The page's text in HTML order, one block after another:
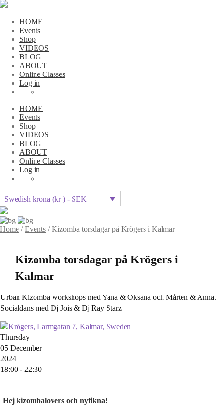
HOME
Events
Shop
VIDEOS
BLOG
ABOUT
Online Classes
Log in
HOME
Events
Shop
VIDEOS
BLOG
ABOUT
Online Classes
Log in
Swedish krona (kr ) - SEK
Home /Events /Kizomba torsdagar på Krögers i Kalmar
Kizomba torsdagar på Krögers i
Kalmar
Urban Kizomba workshops med Yana & Oksana och Mårten & Anna.
Socialdans med Dj Jois & Dj Ray Starz
Krögers, Larmgatan 7, Kalmar, Sweden
Thursday
05 December
2024
18:00 - 22:30
Hej kizombalovers och nyfikna!